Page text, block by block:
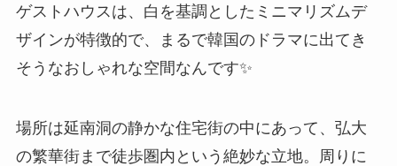
ゲストハウスは、白を基調としたミニマリズムデ
ザインが特徴的で、まるで韓国のドラマに出てき
そうなおしゃれな空間なんです✨
場所は延南洞の静かな住宅街の中にあって、弘大
の繁華街まで徒歩圏内という絶妙な立地。周りに